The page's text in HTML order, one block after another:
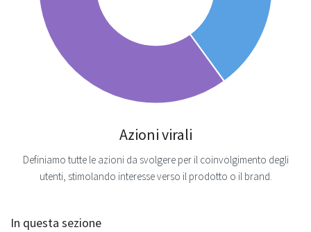
Azioni virali
Definiamo tutte le azioni da svolgere per il coinvolgimento degli
utenti, stimolando interesse verso il prodotto o il brand.
In questa sezione